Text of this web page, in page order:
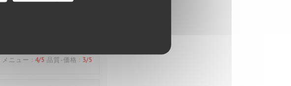
メニュー : 4/5 品質-価格 : 3/5